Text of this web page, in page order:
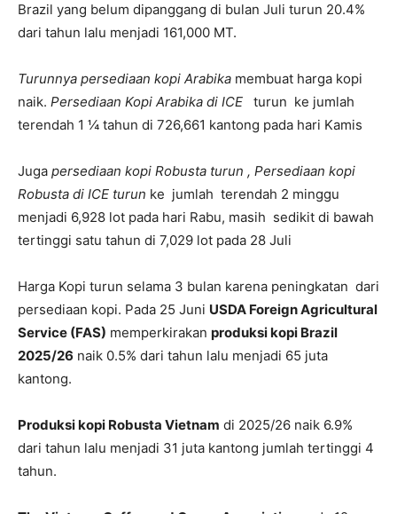
Brazil yang belum dipanggang di bulan Juli turun 20.4%
dari tahun lalu menjadi 161,000 MT.
Turunnya persediaan kopi Arabika membuat harga kopi
naik. Persediaan Kopi Arabika di ICE
turun ke jumlah
terendah 1 ¼ tahun di 726,661 kantong pada hari Kamis
Juga persediaan kopi Robusta turun , Persediaan kopi
Robusta di ICE turun ke jumlah terendah 2 minggu
menjadi 6,928 lot pada hari Rabu, masih sedikit di bawah
tertinggi satu tahun di 7,029 lot pada 28 Juli
Harga Kopi turun selama 3 bulan karena peningkatan dari
persediaan kopi. Pada 25 Juni USDA Foreign Agricultural
Service (FAS) memperkirakan produksi kopi Brazil
2025/26 naik 0.5% dari tahun lalu menjadi 65 juta
kantong.
Produksi kopi Robusta Vietnam di 2025/26 naik 6.9%
dari tahun lalu menjadi 31 juta kantong jumlah tertinggi 4
tahun.